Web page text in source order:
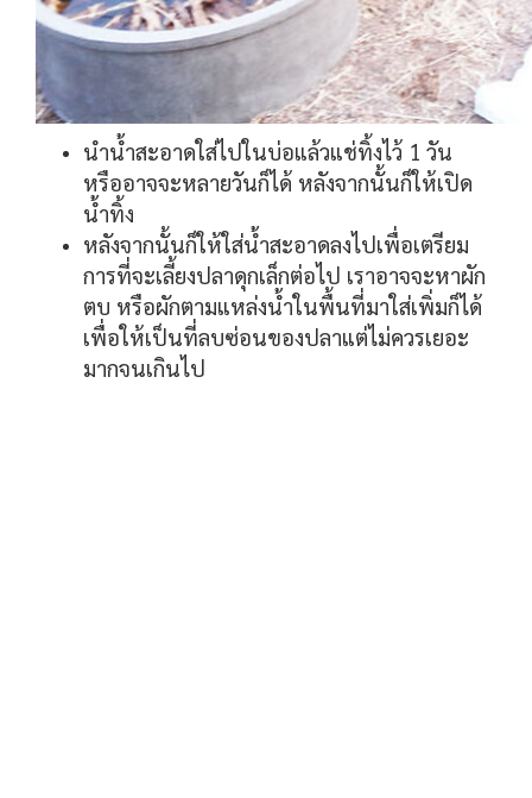
นำน้ำสะอาดใส่ไปในบ่อแล้วแช่ทิ้งไว้ 1 วัน
หรืออาจจะหลายวันก็ได้ หลังจากนั้นก็ให้เปิด
น้ำทิ้ง
หลังจากนั้นก็ให้ใส่น้ำสะอาดลงไปเพื่อเตรียม
การที่จะเลี้ยงปลาดุกเล็กต่อไป เราอาจจะหาผัก
ตบ หรือผักตามแหล่งน้ำในพื้นที่มาใส่เพิ่มก็ได้
เพื่อให้เป็นที่ลบซ่อนของปลาแต่ไม่ควรเยอะ
มากจนเกินไป